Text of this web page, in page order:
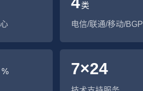
类
电信/联通/移动/BGP
% 7×24